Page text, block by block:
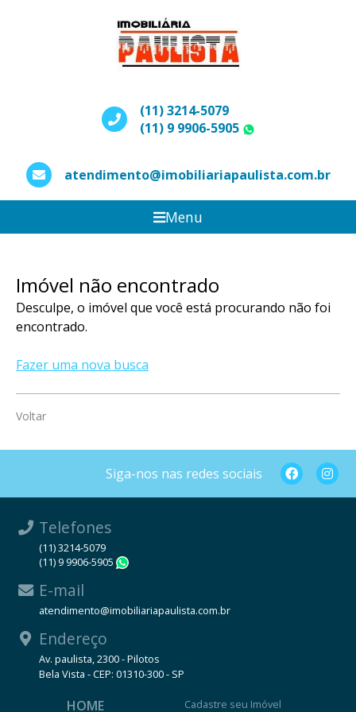
(11) 3214-5079
(11) 9 9906-5905
atendimento@imobiliariapaulista.com.br
Menu
Imóvel não encontrado
Desculpe, o imóvel que você está procurando não foi
encontrado.
Fazer uma nova busca
Voltar
Siga-nos nas redes sociais
Telefones
(11) 3214-5079
(11) 9 9906-5905
E-mail
atendimento@imobiliariapaulista.com.br
Endereço
Av. paulista, 2300 - Pilotos
Bela Vista - CEP: 01310-300 - SP
HOME Cadastre seu Imóvel